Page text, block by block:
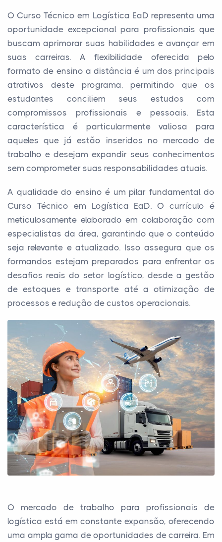
O Curso Técnico em Logística EaD representa uma
oportunidade excepcional para profissionais que
buscam aprimorar suas habilidades e avançar em
suas carreiras. A flexibilidade oferecida pelo
formato de ensino a distância é um dos principais
atrativos deste programa, permitindo que os
estudantes conciliem seus estudos com
compromissos profissionais e pessoais. Esta
característica é particularmente valiosa para
aqueles que já estão inseridos no mercado de
trabalho e desejam expandir seus conhecimentos
sem comprometer suas responsabilidades atuais.
A qualidade do ensino é um pilar fundamental do
Curso Técnico em Logística EaD. O currículo é
meticulosamente elaborado em colaboração com
especialistas da área, garantindo que o conteúdo
seja relevante e atualizado. Isso assegura que os
formandos estejam preparados para enfrentar os
desafios reais do setor logístico, desde a gestão
de estoques e transporte até a otimização de
processos e redução de custos operacionais.
O mercado de trabalho para profissionais de
logística está em constante expansão, oferecendo
uma ampla gama de oportunidades de carreira. Em